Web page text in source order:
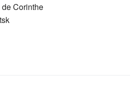
de Corinthe